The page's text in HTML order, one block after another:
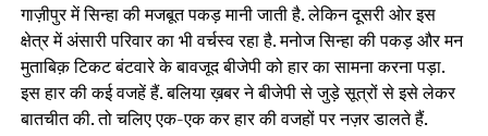
गाज़ीपुर में सिन्हा की मजबूत पकड़ मानी जाती है. लेकिन दूसरी ओर इस
क्षेत्र में अंसारी परिवार का भी वर्चस्व रहा है. मनोज सिन्हा की पकड़ और मन
मुताबिक़ टिकट बंटवारे के बावजूद बीजेपी को हार का सामना करना पड़ा.
इस हार की कई वजहें हैं. बलिया ख़बर ने बीजेपी से जुड़े सूत्रों से इसे लेकर
बातचीत की. तो चलिए एक-एक कर हार की वजहों पर नज़र डालते हैं.